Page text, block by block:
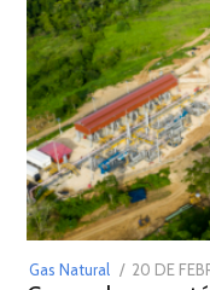
Gas Natural
POSTED
20 DE